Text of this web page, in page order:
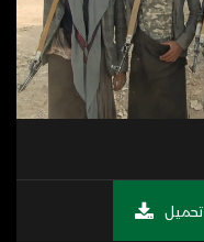
تحميل